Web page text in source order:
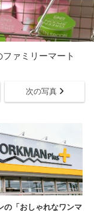
ファミリーマート
次の写真